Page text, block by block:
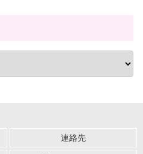
連絡先